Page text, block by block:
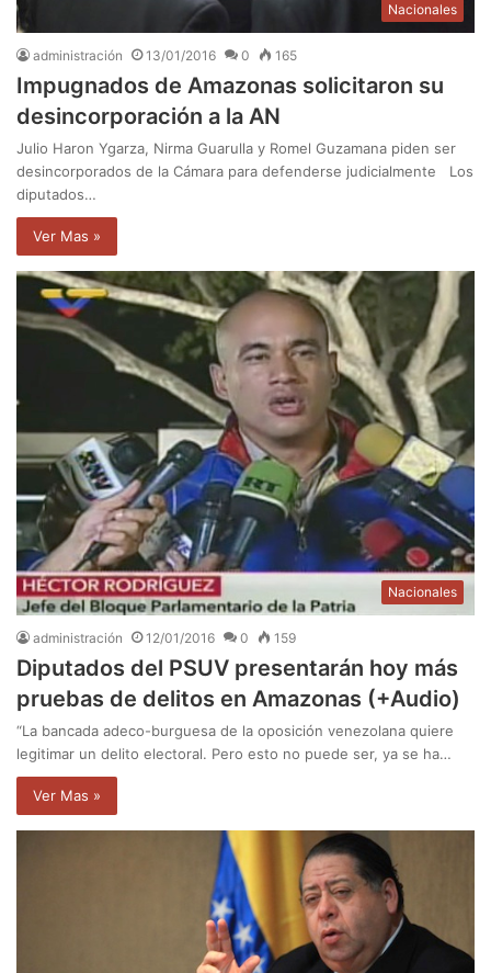
Nacionales
administración 13/01/2016 0 165
Impugnados de Amazonas solicitaron su
desincorporación a la AN
Julio Haron Ygarza, Nirma Guarulla y Romel Guzamana piden ser
desincorporados de la Cámara para defenderse judicialmente Los
diputados…
Ver Mas »
Nacionales
administración 12/01/2016 0 159
Diputados del PSUV presentarán hoy más
pruebas de delitos en Amazonas (+Audio)
“La bancada adeco-burguesa de la oposición venezolana quiere
legitimar un delito electoral. Pero esto no puede ser, ya se ha…
Ver Mas »